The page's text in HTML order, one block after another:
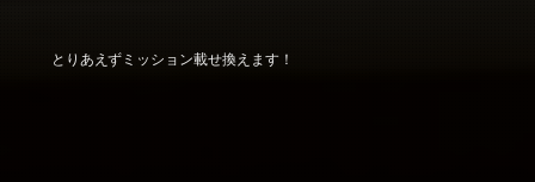
とりあえずミッション載せ換えます！